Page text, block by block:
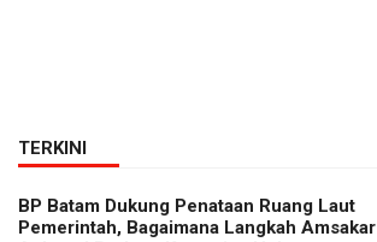
TERKINI
BP Batam Dukung Penataan Ruang Laut
Pemerintah, Bagaimana Langkah Amsakar